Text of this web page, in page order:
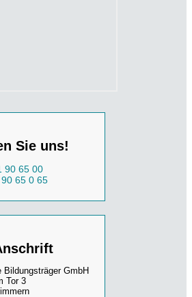
Sie uns!
90 65 00
65 0 65
Bildungsträger GmbH
Tor 3